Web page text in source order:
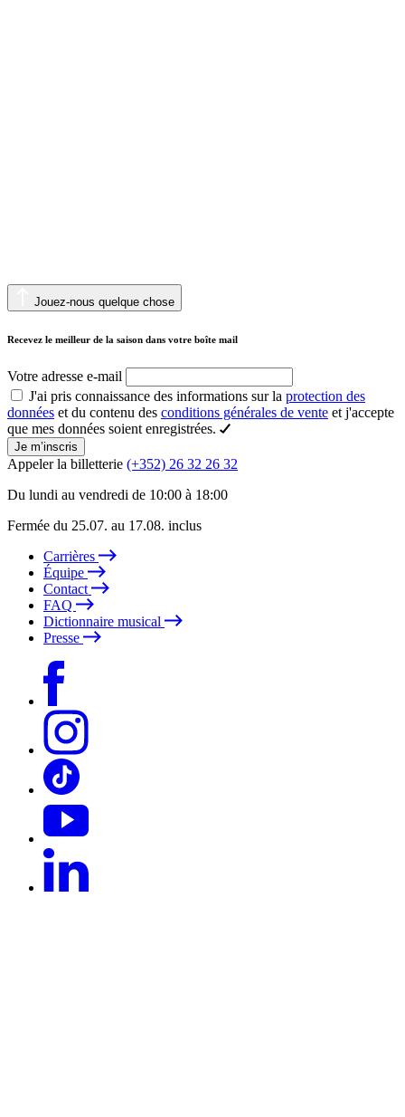
Jouez-nous quelque chose
Recevez le meilleur de la saison dans votre boîte mail
Votre adresse e-mail
J'ai pris connaissance des informations sur la protection des
données et du contenu des conditions générales de vente et j'accepte
que mes données soient enregistrées.
Je m’inscris
Appeler la billetterie (+352) 26 32 26 32
Du lundi au vendredi de 10:00 à 18:00
Fermée du 25.07. au 17.08. inclus
Carrières
Équipe
Contact
FAQ
Dictionnaire musical
Presse